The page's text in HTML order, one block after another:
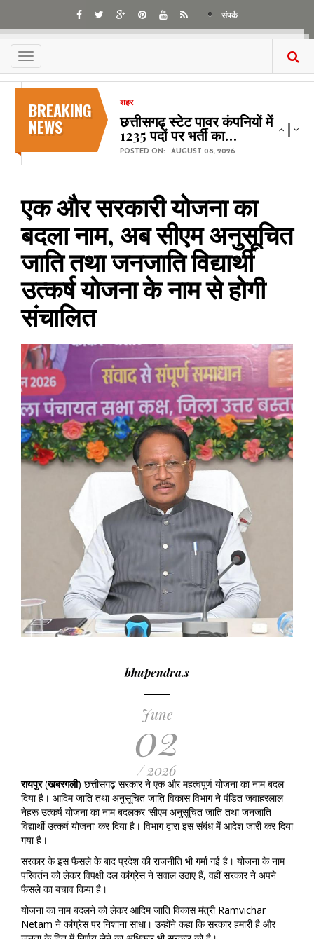
main
content
संपर्क
Toggle
navigation
BREAKING
NEWS
शहर
छत्तीसगढ़ स्टेट पावर कंपनियों में
1235 पदों पर भर्ती का…
POSTED ON: AUGUST 08, 2026
एक और सरकारी योजना का
बदला नाम, अब सीएम अनुसूचित
जाति तथा जनजाति विद्यार्थी
उत्कर्ष योजना के नाम से होगी
संचालित
bhupendra.s
June
02
/ 2026
रायपुर(खबरगली) छत्तीसगढ़ सरकार ने एक और महत्वपूर्ण योजना का नाम बदल
दिया है। आदिम जाति तथा अनुसूचित जाति विकास विभाग ने पंडित जवाहरलाल
नेहरू उत्कर्ष योजना का नाम बदलकर ‘सीएम अनुसूचित जाति तथा जनजाति
विद्यार्थी उत्कर्ष योजना’ कर दिया है। विभाग द्वारा इस संबंध में आदेश जारी कर दिया
गया है।
सरकार के इस फैसले के बाद प्रदेश की राजनीति भी गर्मा गई है। योजना के नाम
परिवर्तन को लेकर विपक्षी दल कांग्रेस ने सवाल उठाए हैं, वहीं सरकार ने अपने
फैसले का बचाव किया है।
योजना का नाम बदलने को लेकर आदिम जाति विकास मंत्री Ramvichar
Netam ने कांग्रेस पर निशाना साधा। उन्होंने कहा कि सरकार हमारी है और